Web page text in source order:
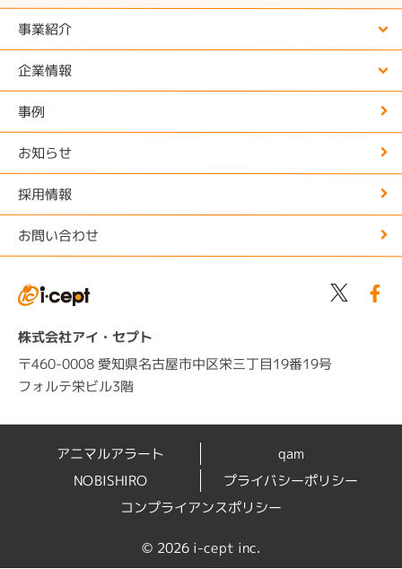
事業紹介
企業情報
事例
お知らせ
採用情報
お問い合わせ
株式会社アイ・セプト
〒460-0008 愛知県名古屋市中区栄三丁目19番19号
フォルテ栄ビル3階
アニマルアラート qam
NOBISHIRO プライバシーポリシー
コンプライアンスポリシー
© 2026 i-cept inc.